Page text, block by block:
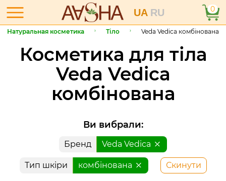
UA RU 0
Натуральная косметика Тіло Veda Vedica комбінована
Косметика для тіла
Veda Vedica
комбінована
Ви вибрали:
Бренд Veda Vedica
Тип шкіри комбінована Скинути